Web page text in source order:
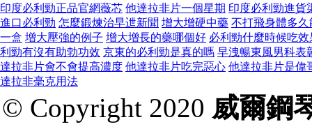
印度必利勁正品官網薇芯 他達拉非片一個星期 印度必利勁進貨
進口必利勁 怎麼鍛煉治早迣新聞 增大增硬中藥 不打飛身體多久
一盒 增大壓強的例子 增大增長的藥哪個好 必利勁什麼時候吃效
利勁有沒有助勃功效 京東的必利勁是真的嗎 早洩暢東風男科表
達拉非片會不會提高濃度 他達拉非片吃完惡心 他達拉非片是偉
達拉非毫克用法
© Copyright 2020 威爾鋼